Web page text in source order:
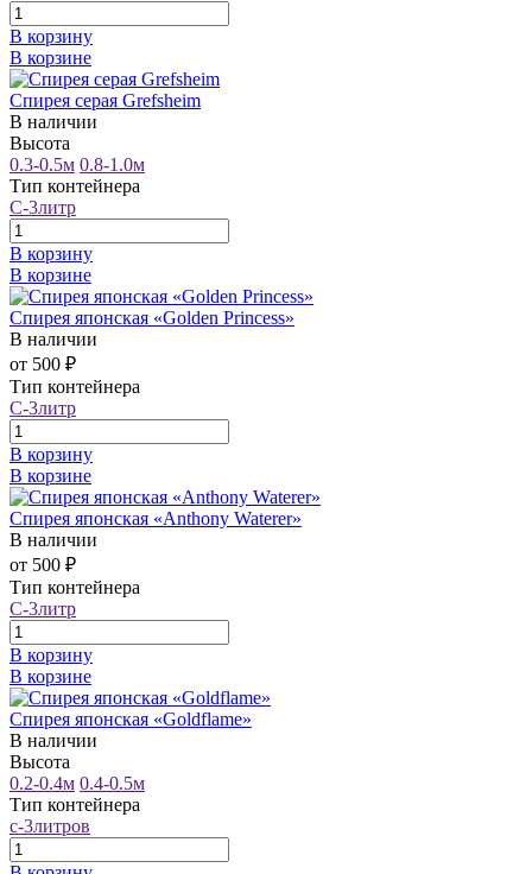
В корзину
В корзине
Спирея серая Grefsheim
В наличии
Высота
0.3-0.5м 0.8-1.0м
Тип контейнера
С-3литр
В корзину
В корзине
Спирея японская «Golden Princess»
В наличии
от 500 ₽
Тип контейнера
С-3литр
В корзину
В корзине
Спирея японская «Anthony Waterer»
В наличии
от 500 ₽
Тип контейнера
С-3литр
В корзину
В корзине
Спирея японская «Goldflame»
В наличии
Высота
0.2-0.4м 0.4-0.5м
Тип контейнера
с-3литров